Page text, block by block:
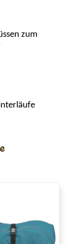
zum